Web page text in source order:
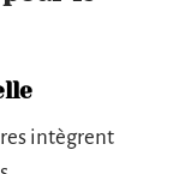
intègrent